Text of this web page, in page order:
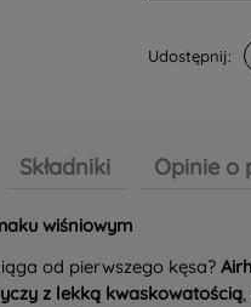
Udostępnij:
Składniki Opinie o
wiśniowym
od pierwszego kęsa?
z lekką kwaskowatością